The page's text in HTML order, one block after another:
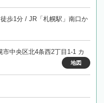
歩1分 / JR「札幌駅」南口か
市中央区北4条西2丁目1-1 カ
地図